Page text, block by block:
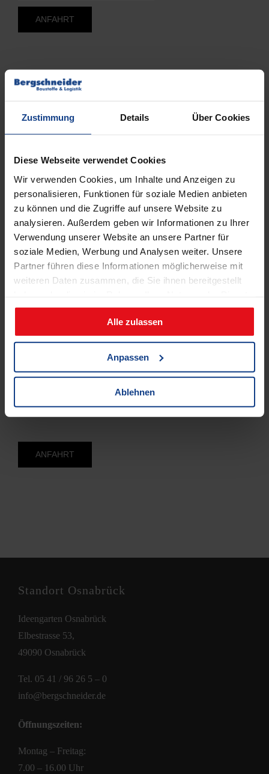
Zustimmung Details Über Cookies
Diese Webseite verwendet Cookies
Wir verwenden Cookies, um Inhalte und Anzeigen zu
personalisieren, Funktionen für soziale Medien anbieten
zu können und die Zugriffe auf unsere Website zu
analysieren. Außerdem geben wir Informationen zu Ihrer
Verwendung unserer Website an unsere Partner für
soziale Medien, Werbung und Analysen weiter. Unsere
Partner führen diese Informationen möglicherweise mit
weiteren Daten zusammen, die Sie ihnen bereitgestellt
gesammelt haben.
Alle zulassen
Anpassen
Ablehnen
ANFAHRT
UNSERE
Natur&Stein Ibbenbüren
In Ibbenbüren an der Münsterstraße 28 schlägt das Herz der
Albert Bergschneider GmbH. In einem 150 Jahre alten
wurde, befindet sich die zentrale Verwaltung.
Münsterstraße 28
ANFAHRT
Standort Osnabrück
Ideengarten Osnabrück
Elbestrasse 53,
49090 Osnabrück
Tel. 05 41 / 96 26 5 – 0
info@bergschneider.de
Öffnungszeiten:
Montag – Freitag:
7.00 – 16.00 Uhr